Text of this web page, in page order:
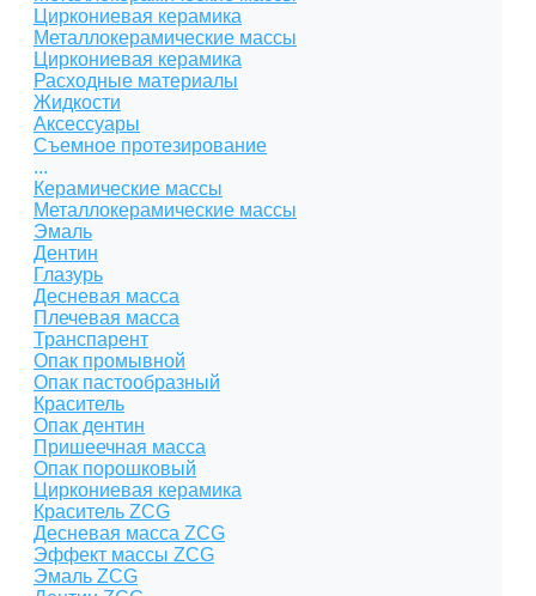
Циркониевая керамика
Металлокерамические массы
Циркониевая керамика
Расходные материалы
Жидкости
Аксессуары
Съемное протезирование
...
Керамические массы
Металлокерамические массы
Эмаль
Дентин
Глазурь
Десневая масса
Плечевая масса
Транспарент
Опак промывной
Опак пастообразный
Краситель
Опак дентин
Пришеечная масса
Опак порошковый
Циркониевая керамика
Краситель ZCG
Десневая масса ZCG
Эффект массы ZCG
Эмаль ZCG